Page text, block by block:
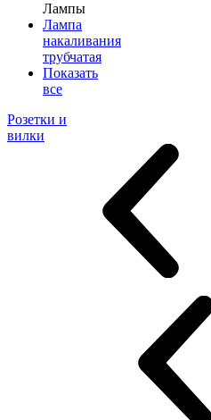
Лампы
Лампа
накаливания
трубчатая
Показать
все
Розетки и
вилки